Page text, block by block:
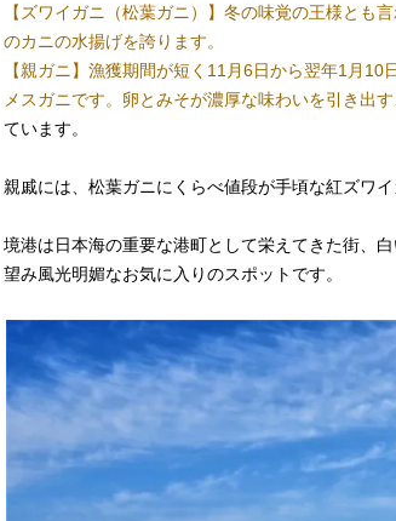
【ズワイガニ（松葉ガニ）】冬の味覚の王様とも
のカニの水揚げを誇ります。
【親ガニ】漁獲期間が短く11月6日から翌年1月
メスガニです。卵とみそが濃厚な味わいを引き出
ています。
親戚には、松葉ガニにくらべ値段が手頃な紅ズワイ
境港は日本海の重要な港町として栄えてきた街、
望み風光明媚なお気に入りのスポットです。